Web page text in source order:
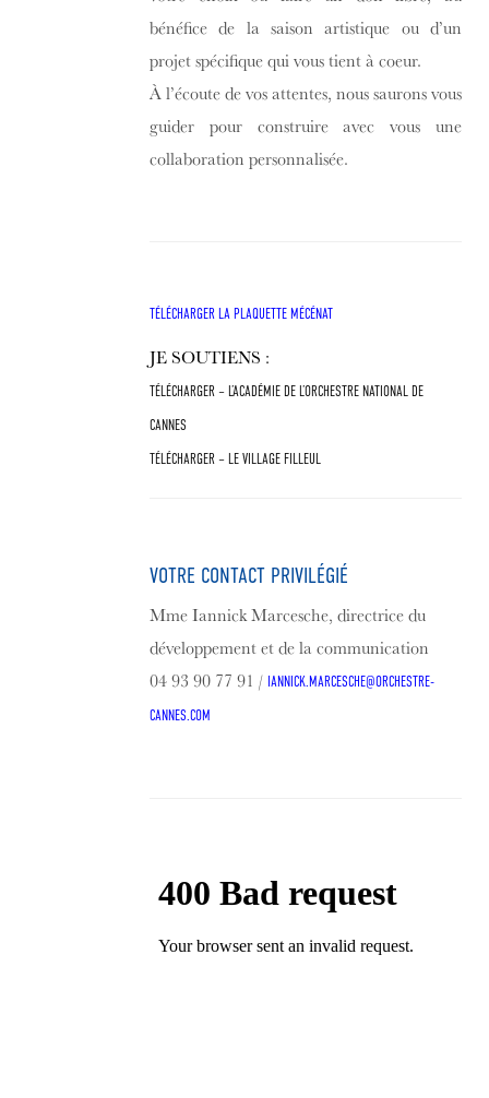
bénéfice de la saison artistique ou d’un
projet spécifique qui vous tient à coeur.
À l’écoute de vos attentes, nous saurons vous
guider pour construire avec vous une
collaboration personnalisée.
TÉLÉCHARGER LA PLAQUETTE MÉCÉNAT
JE SOUTIENS :
TÉLÉCHARGER – L’ACADÉMIE DE L’ORCHESTRE NATIONAL DE
CANNES
TÉLÉCHARGER – LE VILLAGE FILLEUL
VOTRE CONTACT PRIVILÉGIÉ
Mme Iannick Marcesche, directrice du
développement et de la communication
04 93 90 77 91 / IANNICK.MARCESCHE@ORCHESTRE-
CANNES.COM